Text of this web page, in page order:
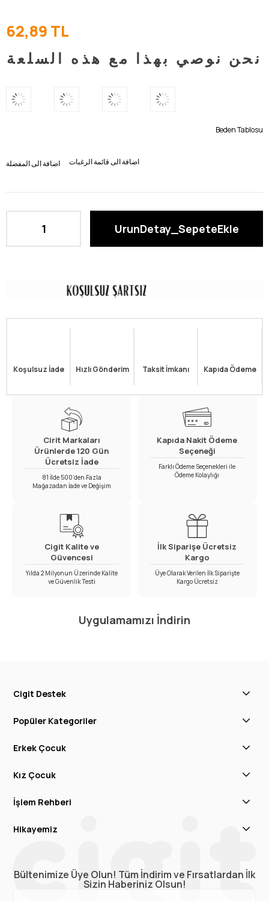
62,89 TL
نحن نوصي بهذا مع هذه السلعة
Beden Tablosu
اضافة الى المفضلة اضافة الى قائمة الرغبات
Koşulsuz İade Hızlı Gönderim Taksit İmkanı Kapıda Ödeme
Cirit Markaları
Ürünlerde 120 Gün
Ücretsiz İade
81 İlde 500’den Fazla
Mağazadan İade ve Değişim
Kapıda Nakit Ödeme
Seçeneği
Farklı Ödeme Seçenekleri ile
Ödeme Kolaylığı
Cigit Kalite ve
Güvencesi
Yılda 2 Milyonun Üzerinde Kalite
ve Güvenlik Testi
İlk Siparişe Ücretsiz
Kargo
Üye Olarak Verilen İlk Siparişte
Kargo Ücretsiz
Uygulamamızı İndirin
Cigit Destek
Popüler Kategoriler
Erkek Çocuk
Kız Çocuk
İşlem Rehberi
Hikayemiz
Bültenimize Üye Olun! Tüm İndirim ve Fırsatlardan İlk
Sizin Haberiniz Olsun!